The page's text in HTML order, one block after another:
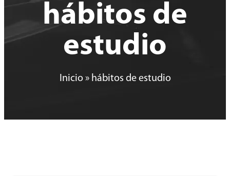
hábitos de
estudio
Inicio» hábitos de estudio